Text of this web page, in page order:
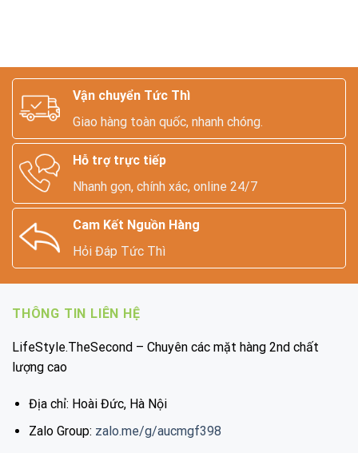
Vận chuyển Tức Thì
Giao hàng toàn quốc, nhanh chóng.
Hỗ trợ trực tiếp
Nhanh gọn, chính xác, online 24/7
Cam Kết Nguồn Hàng
Hỏi Đáp Tức Thì
THÔNG TIN LIÊN HỆ
LifeStyle.TheSecond – Chuyên các mặt hàng 2nd chất
lượng cao
Địa chỉ: Hoài Đức, Hà Nội
Zalo Group: zalo.me/g/aucmgf398